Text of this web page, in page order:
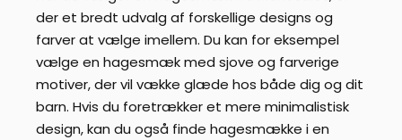
der et bredt udvalg af forskellige designs og
farver at vælge imellem. Du kan for eksempel
vælge en hagesmæk med sjove og farverige
motiver, der vil vække glæde hos både dig og dit
barn. Hvis du foretrækker et mere minimalistisk
design, kan du også finde hagesmække i en